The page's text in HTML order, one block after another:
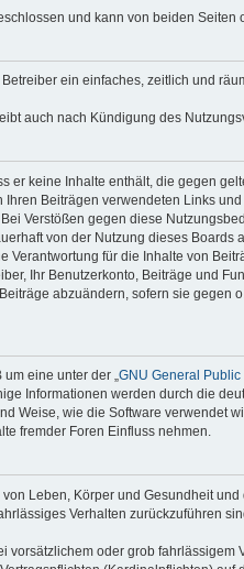
und kann von beiden
ein einfaches, zeitlich und
auch nach Kündigung des
er keine Inhalte enthält, die gegen
Beiträgen verwendeten Links
Verstößen gegen diese
von der Nutzung dieses Boards
Verantwortung für die Inhalte von
Ihr Benutzerkonto, Beiträge und
abzuändern, sofern sie
eine unter der „GNU General Public
Informationen werden durch die
Weise, wie die Software verwendet
fremder Foren Einfluss nehmen.
Leben, Körper und Gesundheit
Verhalten zurückzuführen
vorsätzlichem oder grob